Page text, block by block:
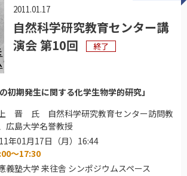
2011.01.17
自然科学研究教育センター講
演会 第10回
終了
初期発生に関する化学生物学的研究」
晋 氏 自然科学研究教育センター訪問教
広島大学名誉教授
年01月17日（月）16:44
～17:30
義塾大学 来往舎 シンポジウムスペース